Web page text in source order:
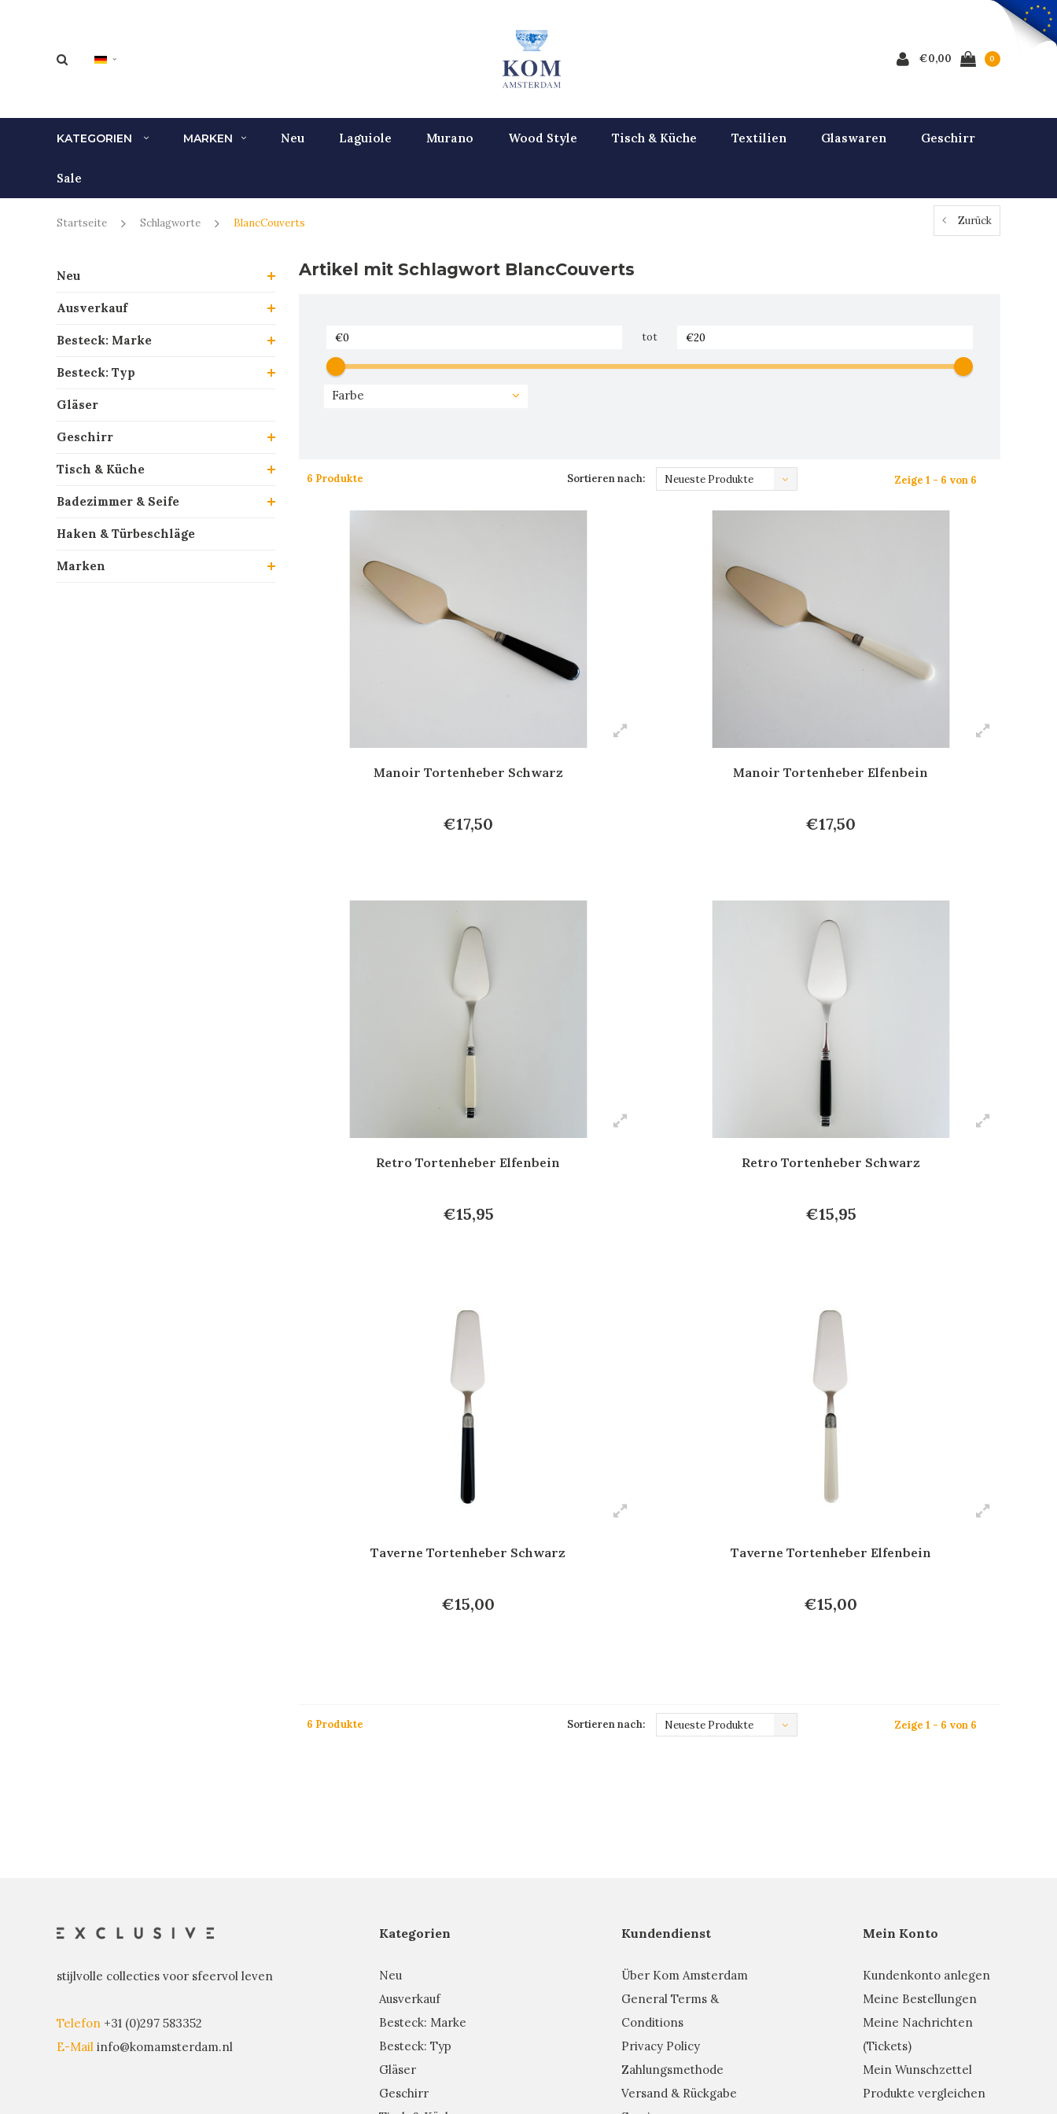
€0,00 0
KATEGORIEN MARKEN Neu Laguiole Murano Wood Style Tisch & Küche Textilien Glaswaren Geschirr
Sale
Startseite Schlagworte BlancCouverts Zurück
Neu
Ausverkauf
Besteck: Marke
Besteck: Typ
Gläser
Geschirr
Tisch & Küche
Badezimmer & Seife
Haken & Türbeschläge
Marken
Artikel mit Schlagwort BlancCouverts
tot
Farbe
6 Produkte Sortieren nach: Neueste Produkte Zeige 1 - 6 von 6
Manoir Tortenheber Schwarz
€17,50
Manoir Tortenheber Elfenbein
€17,50
Retro Tortenheber Elfenbein
€15,95
Retro Tortenheber Schwarz
€15,95
Taverne Tortenheber Schwarz
€15,00
Taverne Tortenheber Elfenbein
€15,00
6 Produkte Sortieren nach: Neueste Produkte Zeige 1 - 6 von 6
stijlvolle collecties voor sfeervol leven
Telefon +31 (0)297 583352
E-Mail info@komamsterdam.nl
Kategorien
Neu
Ausverkauf
Besteck: Marke
Besteck: Typ
Gläser
Geschirr
Kundendienst
Über Kom Amsterdam
General Terms &
Conditions
Privacy Policy
Zahlungsmethode
Versand & Rückgabe
Mein Konto
Kundenkonto anlegen
Meine Bestellungen
Meine Nachrichten
(Tickets)
Mein Wunschzettel
Produkte vergleichen